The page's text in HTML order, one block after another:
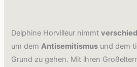
Delphine Horvilleur nimmt
um demAntisemitismus und dem
Grund zu gehen. Mit ihren